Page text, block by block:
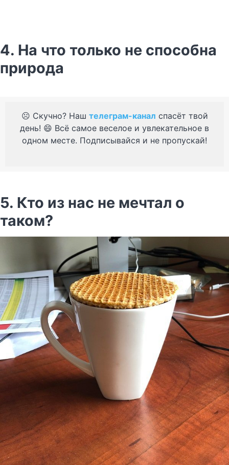
4. На что только не способна
природа
☹️ Скучно? Наш телеграм-канал спасёт твой
день! 😄 Всё самое веселое и увлекательное в
одном месте. Подписывайся и не пропускай!
5. Кто из нас не мечтал о
таком?